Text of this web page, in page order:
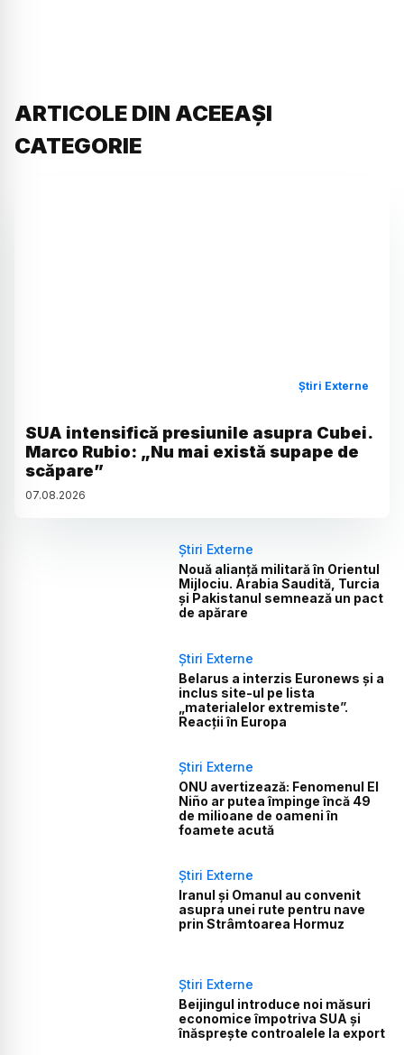
ARTICOLE DIN ACEEAȘI
CATEGORIE
Știri Externe
SUA intensifică presiunile asupra Cubei.
Marco Rubio: „Nu mai există supape de
scăpare”
07.08.2026
Știri Externe
Nouă alianță militară în Orientul
Mijlociu. Arabia Saudită, Turcia
și Pakistanul semnează un pact
de apărare
Știri Externe
Belarus a interzis Euronews și a
inclus site-ul pe lista
„materialelor extremiste”.
Reacții în Europa
Știri Externe
ONU avertizează: Fenomenul El
Niño ar putea împinge încă 49
de milioane de oameni în
foamete acută
Știri Externe
Iranul și Omanul au convenit
asupra unei rute pentru nave
prin Strâmtoarea Hormuz
Știri Externe
Beijingul introduce noi măsuri
economice împotriva SUA și
înăsprește controalele la export